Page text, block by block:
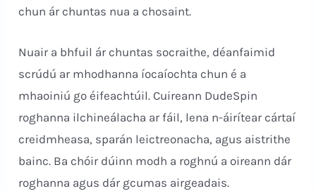
chun ár chuntas nua a chosaint.
Nuair a bhfuil ár chuntas socraithe, déanfaimid
scrúdú ar mhodhanna íocaíochta chun é a
mhaoiniú go éifeachtúil. Cuireann DudeSpin
roghanna ilchineálacha ar fáil, lena n-áirítear cártaí
creidmheasa, sparán leictreonacha, agus aistrithe
bainc. Ba chóir dúinn modh a roghnú a oireann dár
roghanna agus dár gcumas airgeadais.